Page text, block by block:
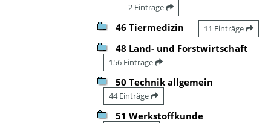
2 Einträge
46 Tiermedizin 11 Einträge
48 Land- und Forstwirtschaft
156 Einträge
50 Technik allgemein
44 Einträge
51 Werkstoffkunde